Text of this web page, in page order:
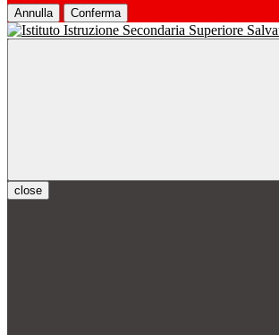
Annulla Conferma
close